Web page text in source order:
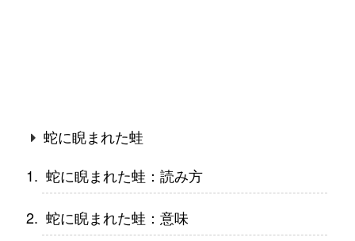
蛇に睨まれた蛙
蛇に睨まれた蛙：読み方
蛇に睨まれた蛙：意味